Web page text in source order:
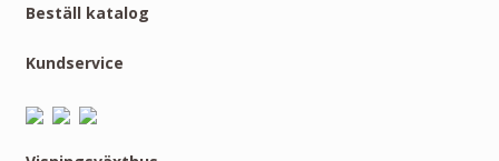
Beställ katalog
Kundservice